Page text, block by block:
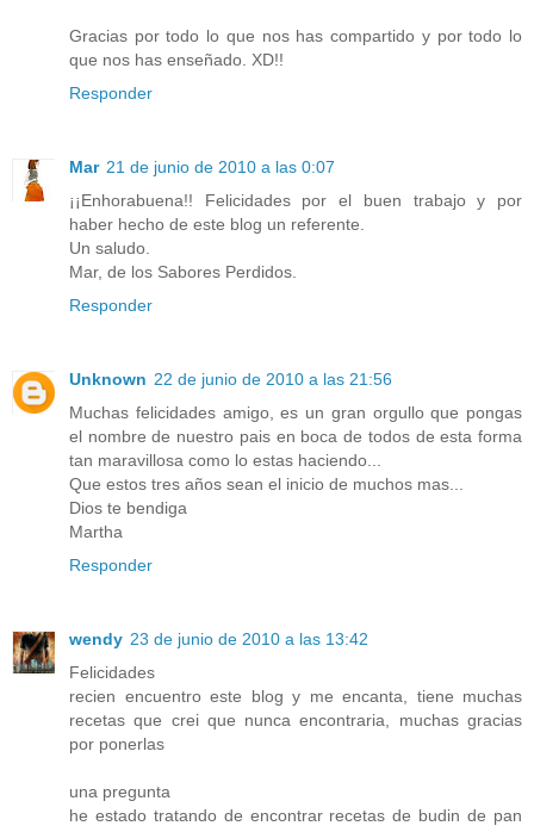
Gracias por todo lo que nos has compartido y por todo lo
que nos has enseñado. XD!!
Responder
Mar 21 de junio de 2010 a las 0:07
¡¡Enhorabuena!! Felicidades por el buen trabajo y por
haber hecho de este blog un referente.
Un saludo.
Mar, de los Sabores Perdidos.
Responder
Unknown 22 de junio de 2010 a las 21:56
Muchas felicidades amigo, es un gran orgullo que pongas
el nombre de nuestro pais en boca de todos de esta forma
tan maravillosa como lo estas haciendo...
Que estos tres años sean el inicio de muchos mas...
Dios te bendiga
Martha
Responder
wendy 23 de junio de 2010 a las 13:42
Felicidades
recien encuentro este blog y me encanta, tiene muchas
recetas que crei que nunca encontraria, muchas gracias
por ponerlas
una pregunta
he estado tratando de encontrar recetas de budin de pan